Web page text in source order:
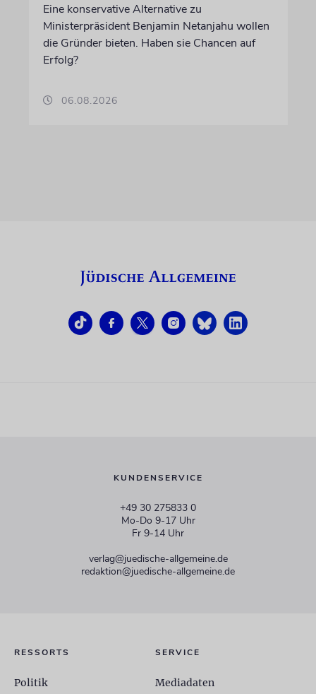
Eine konservative Alternative zu
Ministerpräsident Benjamin Netanjahu wollen
die Gründer bieten. Haben sie Chancen auf
Erfolg?
06.08.2026
KUNDENSERVICE
+49 30 275833 0
Mo-Do 9-17 Uhr
Fr 9-14 Uhr
verlag@juedische-allgemeine.de
redaktion@juedische-allgemeine.de
RESSORTS
Politik
SERVICE
Mediadaten